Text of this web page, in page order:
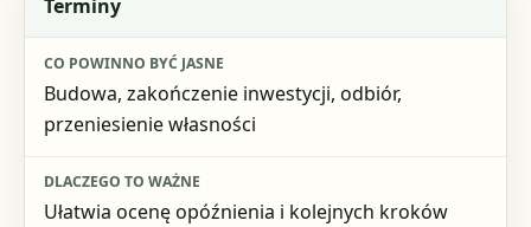
Terminy
Budowa, zakończenie inwestycji, odbiór,
przeniesienie własności
Ułatwia ocenę opóźnienia i kolejnych kroków